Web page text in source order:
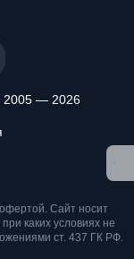
2005 — 2026
Cайт носит
каких условиях не
ст. 437 ГК РФ.
сайте, вы